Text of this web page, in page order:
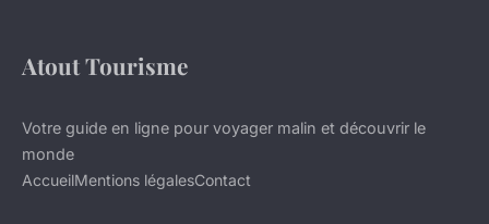
Atout Tourisme
Votre guide en ligne pour voyager malin et découvrir le
monde
AccueilMentions légalesContact